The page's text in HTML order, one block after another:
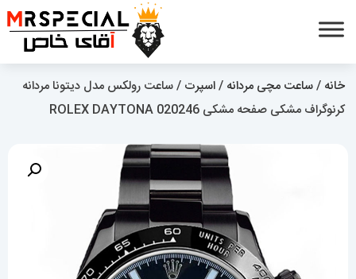
خانه /ساعت مچی مردانه /اسپرت / ساعت رولکس مدل دیتونا مردانه
کرنوگراف مشکی صفحه مشکی 020246 ROLEX DAYTONA